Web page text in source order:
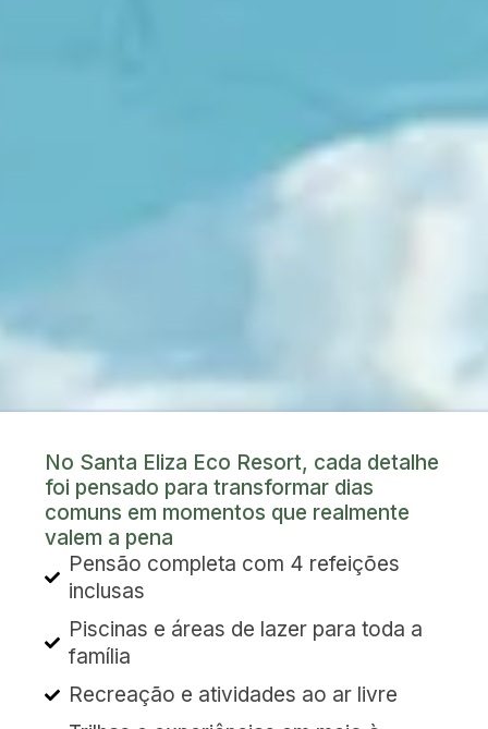
No Santa Eliza Eco Resort, cada detalhe
foi pensado para transformar dias
comuns em momentos que realmente
valem a pena
Pensão completa com 4 refeições
inclusas
Piscinas e áreas de lazer para toda a
família
Recreação e atividades ao ar livre